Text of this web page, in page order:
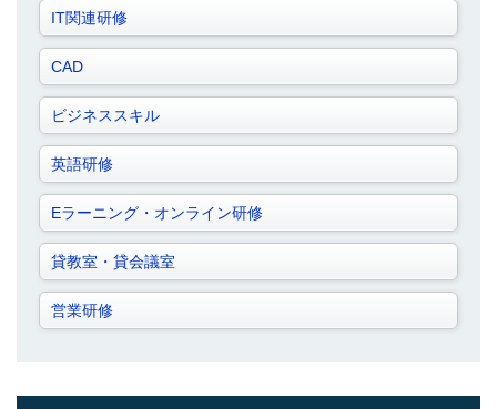
IT関連研修
CAD
ビジネススキル
英語研修
Eラーニング・オンライン研修
貸教室・貸会議室
営業研修